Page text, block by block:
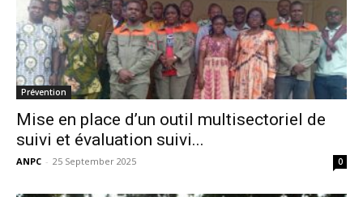
Prévention
Mise en place d’un outil multisectoriel de
suivi et évaluation suivi...
ANPC - 25 September 2025 0